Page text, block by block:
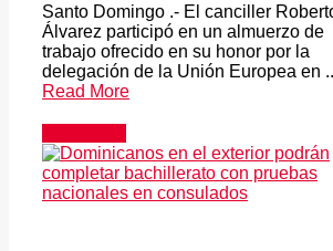
Santo Domingo .- El canciller
Álvarez participó en un almuerzo de
trabajo ofrecido en su honor por la
delegación de la Unión Europea en
Read More